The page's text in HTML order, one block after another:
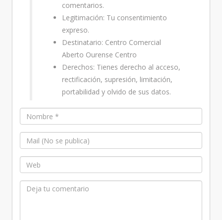
comentarios.
Legitimación: Tu consentimiento
expreso.
Destinatario: Centro Comercial
Aberto Ourense Centro
Derechos: Tienes derecho al acceso,
rectificación, supresión, limitación,
portabilidad y olvido de sus datos.